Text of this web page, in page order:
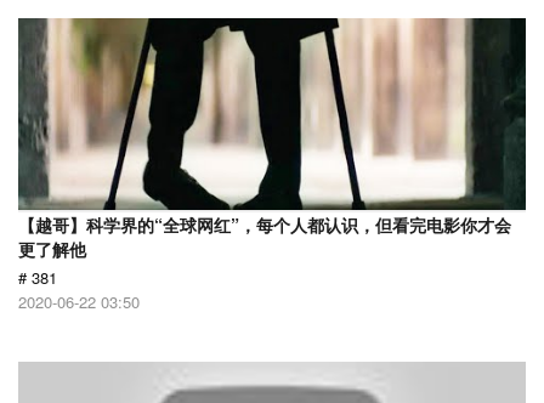
【越哥】科学界的“全球网红”，每个人都认识，但看完电影你才会
更了解他
# 381
2020-06-22 03:50